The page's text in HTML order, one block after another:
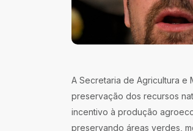
A Secretaria de Agricultura e
preservação dos recursos
incentivo à produção
preservando áreas verdes,